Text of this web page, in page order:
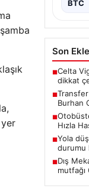
BTC
Son
■Celta
dikkat
■
Burhan
■
Hızla
■Yola
durumu
■Dış
mutfağı